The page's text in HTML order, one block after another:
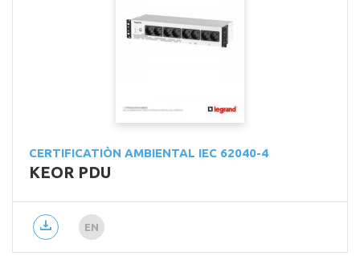
CERTIFICATIÒN AMBIENTAL IEC 62040-4
KEOR PDU
EN